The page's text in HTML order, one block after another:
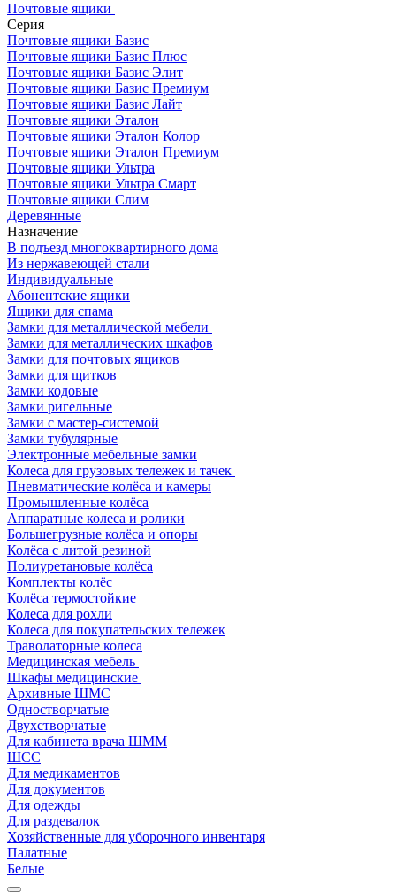
Почтовые ящики
Серия
Почтовые ящики Базис
Почтовые ящики Базис Плюс
Почтовые ящики Базис Элит
Почтовые ящики Базис Премиум
Почтовые ящики Базис Лайт
Почтовые ящики Эталон
Почтовые ящики Эталон Колор
Почтовые ящики Эталон Премиум
Почтовые ящики Ультра
Почтовые ящики Ультра Смарт
Почтовые ящики Слим
Деревянные
Назначение
В подъезд многоквартирного дома
Из нержавеющей стали
Индивидуальные
Абонентские ящики
Ящики для спама
Замки для металлической мебели
Замки для металлических шкафов
Замки для почтовых ящиков
Замки для щитков
Замки кодовые
Замки ригельные
Замки с мастер-системой
Замки тубулярные
Электронные мебельные замки
Колеса для грузовых тележек и тачек
Пневматические колёса и камеры
Промышленные колёса
Аппаратные колеса и ролики
Большегрузные колёса и опоры
Колёса с литой резиной
Полиуретановые колёса
Комплекты колёс
Колёса термостойкие
Колеса для рохли
Колеса для покупательских тележек
Траволаторные колеса
Медицинская мебель
Шкафы медицинские
Архивные ШМС
Одностворчатые
Двухстворчатые
Для кабинета врача ШММ
ШСС
Для медикаментов
Для документов
Для одежды
Для раздевалок
Хозяйственные для уборочного инвентаря
Палатные
Белые